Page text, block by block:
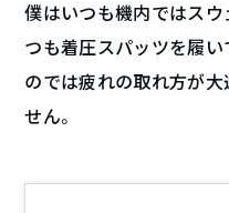
僕はいつも機内ではスウ
つも着圧スパッツを履
のでは疲れの取れ方が大
せん。